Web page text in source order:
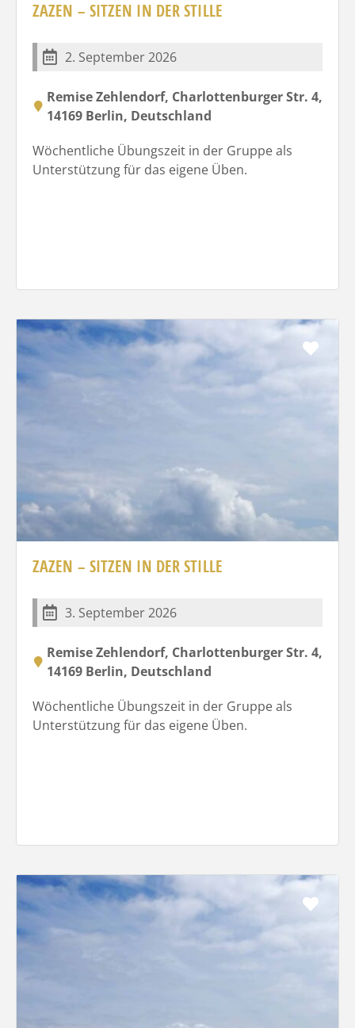
ZAZEN – SITZEN IN DER STILLE
2. September 2026
Remise Zehlendorf, Charlottenburger Str. 4,
14169 Berlin, Deutschland
Wöchentliche Übungszeit in der Gruppe als
Unterstützung für das eigene Üben.
ZAZEN – SITZEN IN DER STILLE
3. September 2026
Remise Zehlendorf, Charlottenburger Str. 4,
14169 Berlin, Deutschland
Wöchentliche Übungszeit in der Gruppe als
Unterstützung für das eigene Üben.